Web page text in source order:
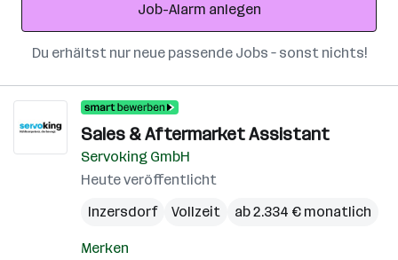
Job-Alarm anlegen
Du erhältst nur neue passende Jobs – sonst nichts!
Sales & Aftermarket Assistant
Servoking GmbH
Heute veröffentlicht
Inzersdorf
Vollzeit ab 2.334 € monatlich
Merken